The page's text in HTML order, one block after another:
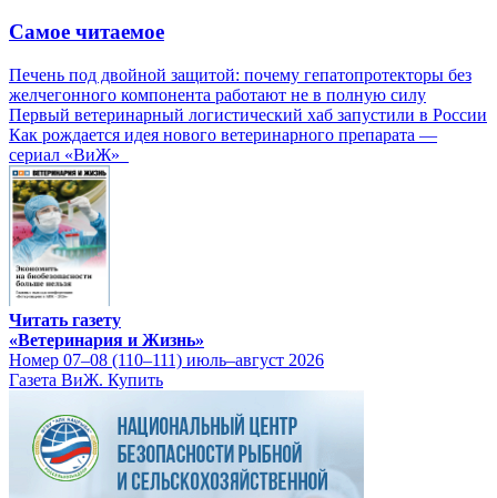
Самое читаемое
Печень под двойной защитой: почему гепатопротекторы без
желчегонного компонента работают не в полную силу
Первый ветеринарный логистический хаб запустили в России
Как рождается идея нового ветеринарного препарата —
сериал «ВиЖ»
Читать газету
«Ветеринария и Жизнь»
Номер 07–08 (110–111) июль–август 2026
Газета ВиЖ. Купить